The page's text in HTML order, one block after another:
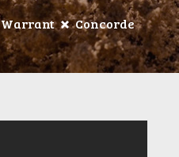
Warrant Concorde